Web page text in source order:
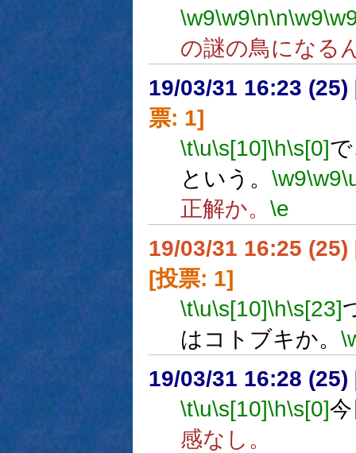
\w9\w9\n\n\w9
の謎の鳥になる
19/03/31 16:23 (25)
票: 1]
\t\u\s[10]\h\s[0]
という。 \w9\w9
正解か。 \e
19/03/31 16:25 (25)
[投票: 1]
\t\u\s[10]\h\s[23]
はコトブキか。
19/03/31 16:28 (25)
\t\u\s[10]\h\s[0]
感なし。